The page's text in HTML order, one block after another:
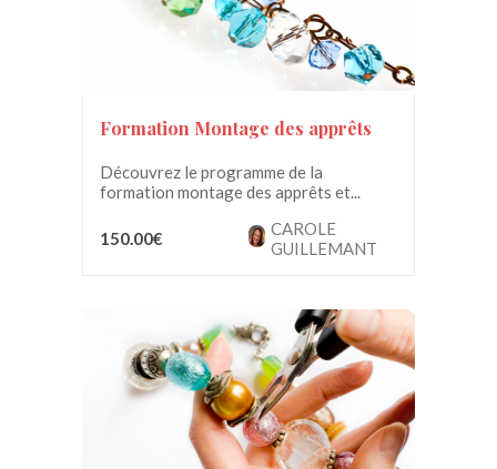
Formation Montage des apprêts
Découvrez le programme de la
formation montage des apprêts et...
150.00€
CAROLE
GUILLEMANT